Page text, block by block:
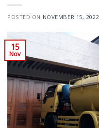
POSTED ON NOVEMBER 15, 2022
15
Nov